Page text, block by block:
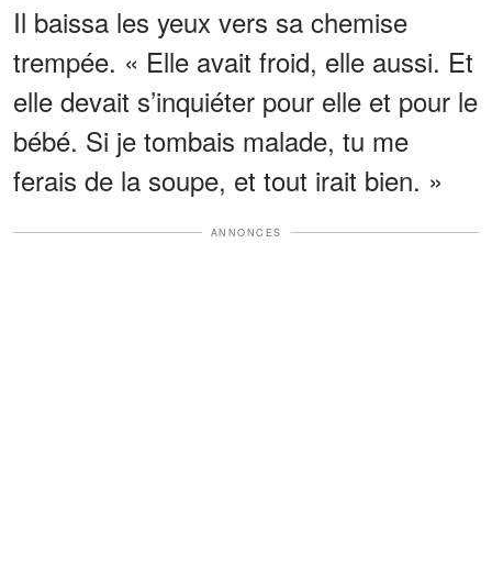
Il baissa les yeux vers sa chemise
trempée. « Elle avait froid, elle aussi. Et
elle devait s’inquiéter pour elle et pour le
bébé. Si je tombais malade, tu me
ferais de la soupe, et tout irait bien. »
ANNONCES